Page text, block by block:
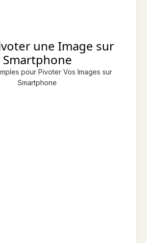
une Image sur
Smartphone
pour Pivoter Vos Images sur
Smartphone